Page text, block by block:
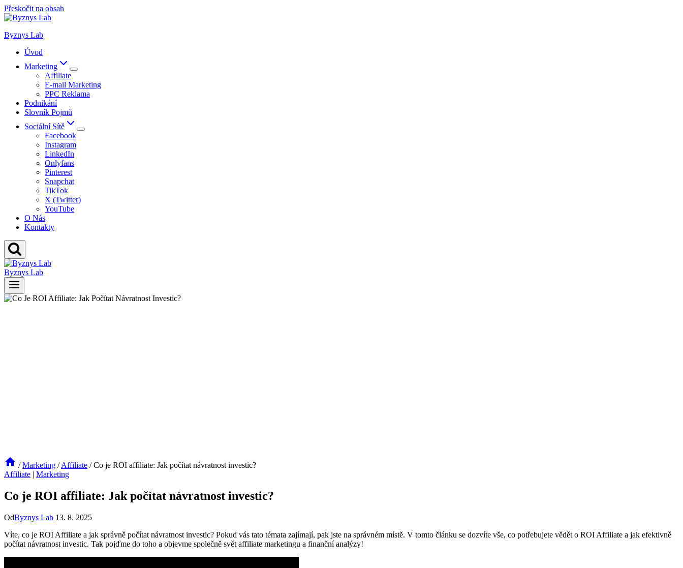
Přeskočit na obsah
Byznys Lab
Úvod
Marketing
Affiliate
E-mail Marketing
PPC Reklama
Podnikání
Slovník Pojmů
Sociální Sítě
Facebook
Instagram
LinkedIn
Onlyfans
Pinterest
Snapchat
TikTok
X (Twitter)
YouTube
O Nás
Kontakty
Byznys Lab
/ Marketing / Affiliate / Co je ROI affiliate: Jak počítat návratnost investic?
Affiliate | Marketing
Co je ROI affiliate: Jak počítat návratnost investic?
OdByznys Lab 13. 8. 2025
Víte, co je ROI Affiliate a jak správně počítat návratnost investic? Pokud vás tato témata zajímají, pak jste na správném místě. V tomto článku se dozvíte vše, co potřebujete vědět o ROI Affiliate a jak efektivně
počítat návratnost investic. Tak pojďme do toho a objevme společně svět affiliate marketingu a finanční analýzy!